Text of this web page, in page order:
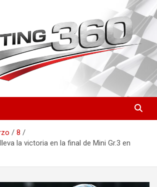
| Noticias,
y Pilotos de
España
del karting nacional e internacional: resultados
fichas de pilotos, circuitos y novedades
a diario.
8
la victoria en la final de Mini Gr.3 en